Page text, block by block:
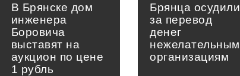
В Брянске дом
инженера
Боровича
выставят на
аукцион по цене
1 рубль
Брянца осудили
за перевод
денег
нежелательным
организациям